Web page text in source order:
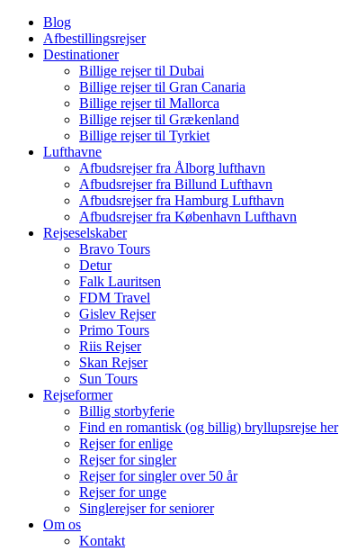
Blog
Afbestillingsrejser
Destinationer
Billige rejser til Dubai
Billige rejser til Gran Canaria
Billige rejser til Mallorca
Billige rejser til Grækenland
Billige rejser til Tyrkiet
Lufthavne
Afbudsrejser fra Ålborg lufthavn
Afbudsrejser fra Billund Lufthavn
Afbudsrejser fra Hamburg Lufthavn
Afbudsrejser fra København Lufthavn
Rejseselskaber
Bravo Tours
Detur
Falk Lauritsen
FDM Travel
Gislev Rejser
Primo Tours
Riis Rejser
Skan Rejser
Sun Tours
Rejseformer
Billig storbyferie
Find en romantisk (og billig) bryllupsrejse her
Rejser for enlige
Rejser for singler
Rejser for singler over 50 år
Rejser for unge
Singlerejser for seniorer
Om os
Kontakt